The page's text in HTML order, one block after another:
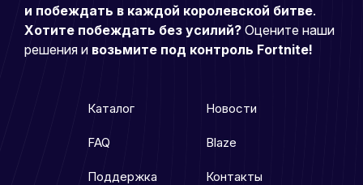
и побеждать в каждой королевской битве.
Хотите побеждать без усилий? Оцените наши
решения и возьмите под контроль Fortnite!
Каталог Новости
FAQ Blaze
Поддержка
Контакты